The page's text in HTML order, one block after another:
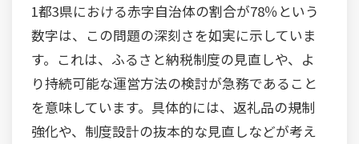
1都3県における赤字自治体の割合が78％という
数字は、この問題の深刻さを如実に示していま
す。これは、ふるさと納税制度の見直しや、よ
り持続可能な運営方法の検討が急務であること
を意味しています。具体的には、返礼品の規制
強化や、制度設計の抜本的な見直しなどが考え